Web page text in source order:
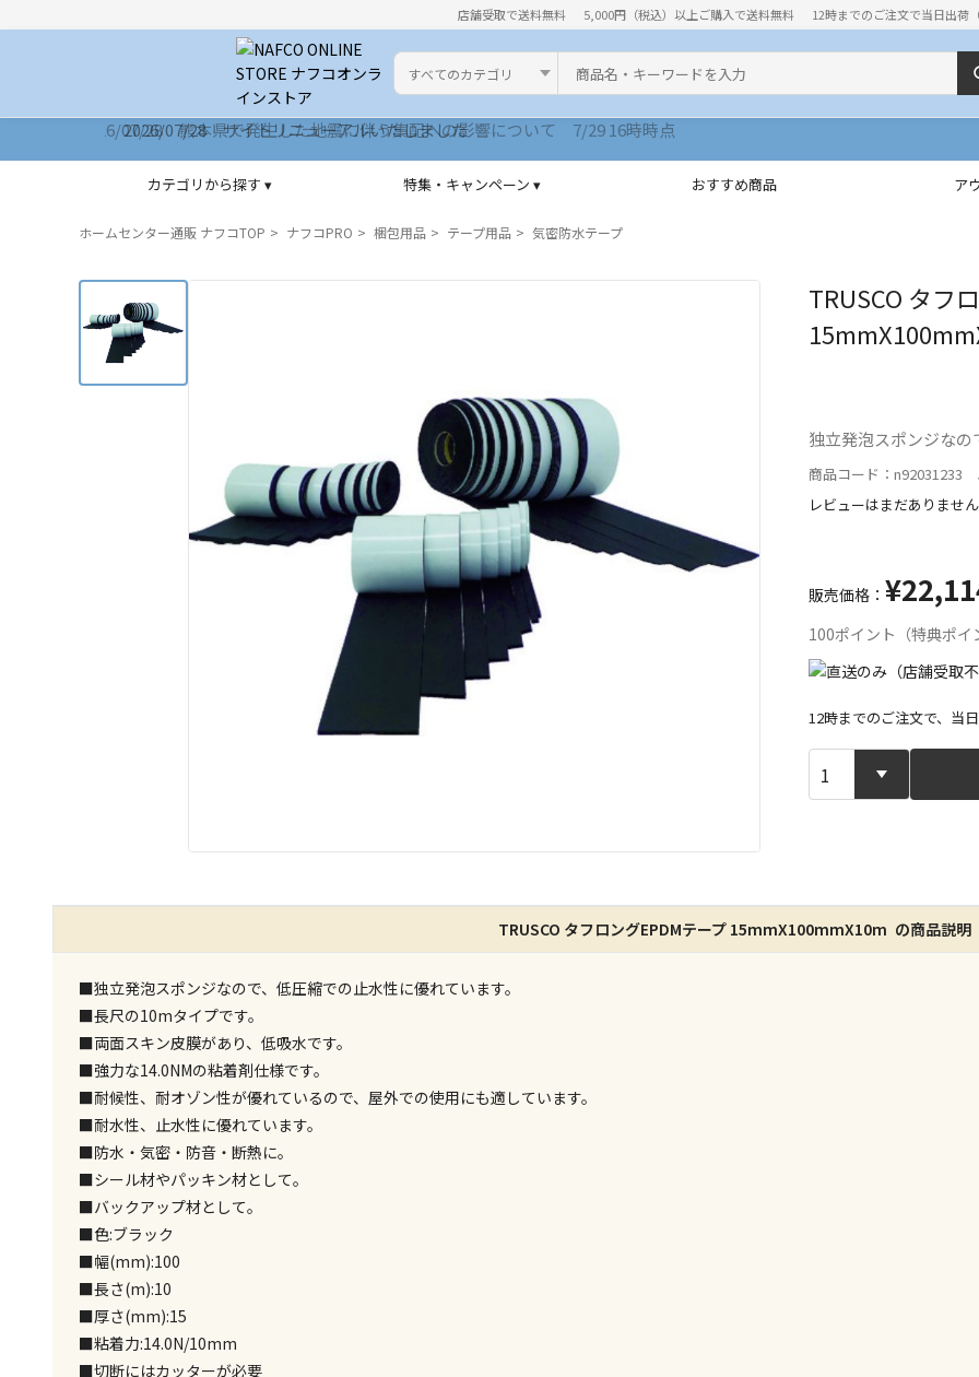
店舗受取で送料無料 5,000円（税込）以上ご購入で送料無料 12時までのご注文で当日出荷（
カテゴリ
検索キーワード
2026/07/28 サイトリニューアルいたしました
カテゴリから探す ▾ 特集・キャンペーン ▾ おすすめ商品 ア
ホームセンター通販 ナフコTOP ナフコPRO 梱包用品 テープ用品 気密防水テープ
TRUSCO タフ
独立発泡スポンジなの
商品コード：n92031233
レビューはまだありません
販売価格：
100ポイント（特典ポイ
宅配や店舗
特定の店舗
ん）
12時までのご注文で、当
TRUSCO タフロングEPDMテープ 15mmX100mmX10m の商品説明
■独立発泡スポンジなので、低圧縮での止水性に優れています。
■長尺の10mタイプです。
■両面スキン皮膜があり、低吸水です。
■強力な14.0NMの粘着剤仕様です。
■耐候性、耐オゾン性が優れているので、屋外での使用にも適しています。
■耐水性、止水性に優れています。
■防水・気密・防音・断熱に。
■シール材やパッキン材として。
■バックアップ材として。
■色:ブラック
■幅(mm):100
■長さ(m):10
■厚さ(mm):15
■粘着力:14.0N/10mm
■切断にはカッターが必要